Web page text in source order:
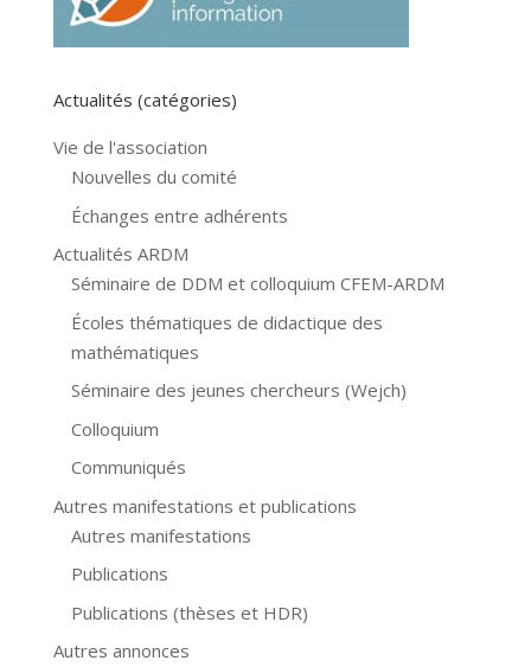
Actualités (catégories)
Vie de l'association
Nouvelles du comité
Échanges entre adhérents
Actualités ARDM
Séminaire de DDM et colloquium CFEM-ARDM
Écoles thématiques de didactique des
mathématiques
Séminaire des jeunes chercheurs (Wejch)
Colloquium
Communiqués
Autres manifestations et publications
Autres manifestations
Publications
Publications (thèses et HDR)
Autres annonces